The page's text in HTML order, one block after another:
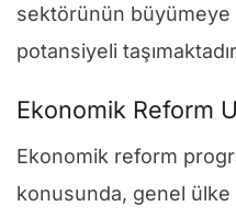
sektörünün büyümeye
potansiyeli
Ekonomik Reform
Ekonomik reform
konusunda, genel